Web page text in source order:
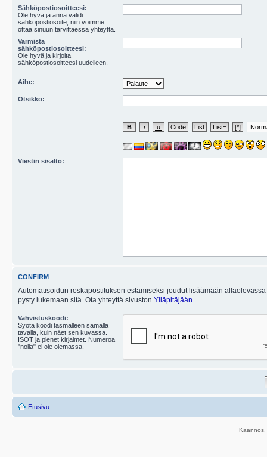
Sähköpostiosoitteesi:
Ole hyvä ja anna validi
sähköpostiosoite, niin voimme
ottaa sinuun tarvittaessa yhteyttä.
Varmista
sähköpostiosoitteesi:
Ole hyvä ja kirjoita
sähköpostiosoitteesi uudelleen.
Aihe:
Otsikko:
Viestin sisältö:
CONFIRM
Automatisoidun roskapostituksen estämiseksi joudut lisäämään
pysty lukemaan sitä. Ota yhteyttä sivuston Ylläpitäjään
Vahvistuskoodi:
Syötä koodi täsmälleen samalla
tavalla, kuin näet sen kuvassa.
ISOT ja pienet kirjaimet. Numeroa
"nolla" ei ole olemassa.
Etusivu